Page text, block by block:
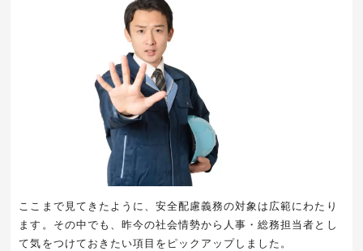
ここまで見てきたように、安全配慮義務の対象は広範にわたり
ます。その中でも、昨今の社会情勢から人事・総務担当者とし
て気をつけておきたい項目をピックアップしました。